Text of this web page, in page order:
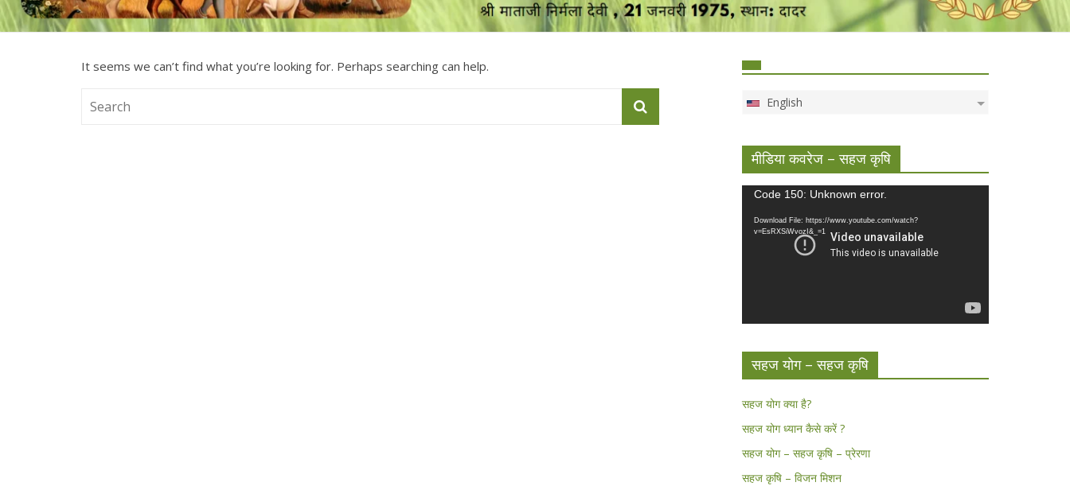
It seems we can’t find what you’re looking for. Perhaps searching can help.
English
मीडिया कवरेज – सहज कृषि
Video
Code 150: Unknown error.
Download File: https://www.youtube.com/watch?
v=EsRXSiWvozI&_=1
सहज योग – सहज कृषि
सहज योग क्या है?
सहज योग ध्यान कैसे करें ?
सहज योग – सहज कृषि – प्रेरणा
सहज कृषि – विजन मिशन